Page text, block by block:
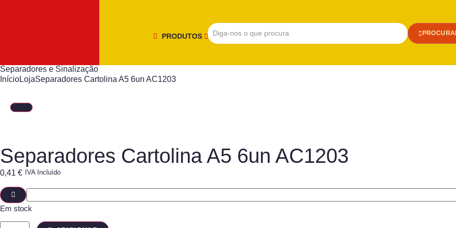
PRODUTOS
Separadores e Sinalização
InícioLojaSeparadores Cartolina A5 6un AC1203
Separadores Cartolina A5 6un AC1203
0,41 € IVA Incluído
Em stock